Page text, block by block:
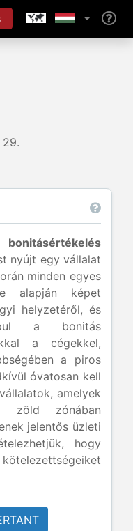
nyújt egy vállalat
minden egyes
alapján képet
helyzetéről, és
a bonitás
a cégekkel,
a piros
óvatosan kell
amelyek
zöld zónában
jelentős üzleti
hogy